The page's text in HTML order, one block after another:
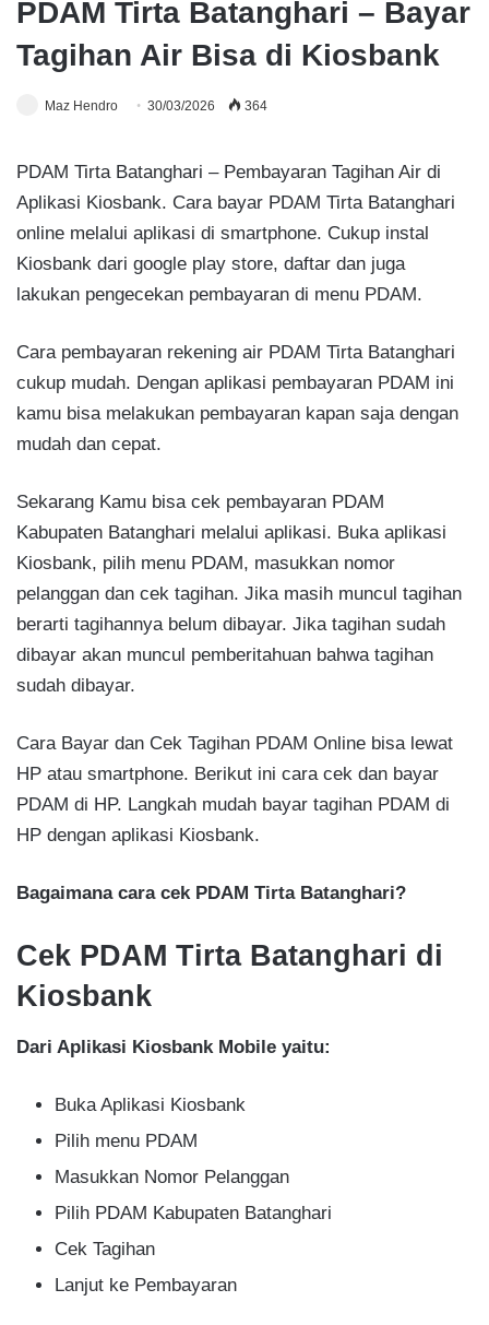
PDAM Tirta Batanghari – Bayar
Tagihan Air Bisa di Kiosbank
Maz Hendro 30/03/2026 364
PDAM Tirta Batanghari – Pembayaran Tagihan Air di
Aplikasi Kiosbank. Cara bayar PDAM Tirta Batanghari
online melalui aplikasi di smartphone. Cukup instal
Kiosbank dari google play store, daftar dan juga
lakukan pengecekan pembayaran di menu PDAM.
Cara pembayaran rekening air PDAM Tirta Batanghari
cukup mudah. Dengan aplikasi pembayaran PDAM ini
kamu bisa melakukan pembayaran kapan saja dengan
mudah dan cepat.
Sekarang Kamu bisa cek pembayaran PDAM
Kabupaten Batanghari melalui aplikasi. Buka aplikasi
Kiosbank, pilih menu PDAM, masukkan nomor
pelanggan dan cek tagihan. Jika masih muncul tagihan
berarti tagihannya belum dibayar. Jika tagihan sudah
dibayar akan muncul pemberitahuan bahwa tagihan
sudah dibayar.
Cara Bayar dan Cek Tagihan PDAM Online bisa lewat
HP atau smartphone. Berikut ini cara cek dan bayar
PDAM di HP. Langkah mudah bayar tagihan PDAM di
HP dengan aplikasi Kiosbank.
Bagaimana cara cek PDAM Tirta Batanghari?
Cek PDAM Tirta Batanghari di
Kiosbank
Dari Aplikasi Kiosbank Mobile yaitu:
Buka Aplikasi Kiosbank
Pilih menu PDAM
Masukkan Nomor Pelanggan
Pilih PDAM Kabupaten Batanghari
Cek Tagihan
Lanjut ke Pembayaran